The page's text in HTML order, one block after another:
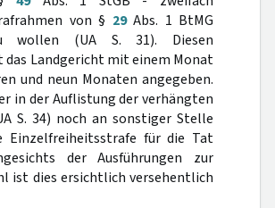
von § 29Abs. 1 BtMG
wollen (UA S. 31). Diesen
Landgericht mit einem Monat
und neun Monaten angegeben.
in der Auflistung der verhängten
S. 34) noch an sonstiger Stelle
Einzelfreiheitsstrafe für die Tat
der Ausführungen zur
ist dies ersichtlich versehentlich